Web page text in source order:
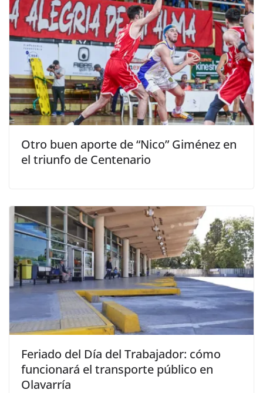
Otro buen aporte de “Nico” Giménez en
el triunfo de Centenario
Feriado del Día del Trabajador: cómo
funcionará el transporte público en
Olavarría